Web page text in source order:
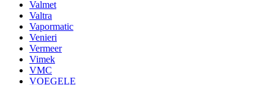
Valmet
Valtra
Vapormatic
Venieri
Vermeer
Vimek
VMC
VOEGELE